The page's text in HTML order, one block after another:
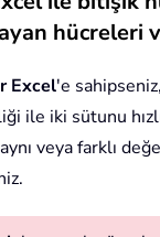
hücreleri
Excel'e sahipseniz,
ile iki sütunu
veya farklı